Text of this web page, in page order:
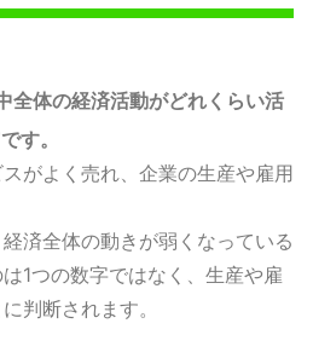
全体の経済活動がどれくらい活
す。
がよく売れ、企業の生産や雇用
済全体の動きが弱くなっている
1つの数字ではなく、生産や雇
判断されます。